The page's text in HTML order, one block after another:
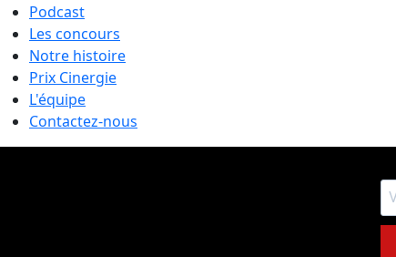
Podcast
Les concours
Notre histoire
Prix Cinergie
L'équipe
Contactez-nous